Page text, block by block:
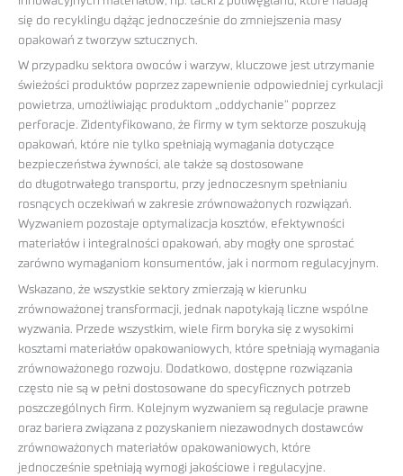
się do recyklingu dążąc jednocześnie do zmniejszenia masy
opakowań z tworzyw sztucznych.
W przypadku sektora owoców i warzyw, kluczowe jest utrzymanie
świeżości produktów poprzez zapewnienie odpowiedniej cyrkulacji
powietrza, umożliwiając produktom „oddychanie” poprzez
perforacje. Zidentyfikowano, że firmy w tym sektorze poszukują
opakowań, które nie tylko spełniają wymagania dotyczące
bezpieczeństwa żywności, ale także są dostosowane
do długotrwałego transportu, przy jednoczesnym spełnianiu
rosnących oczekiwań w zakresie zrównoważonych rozwiązań.
Wyzwaniem pozostaje optymalizacja kosztów, efektywności
materiałów i integralności opakowań, aby mogły one sprostać
zarówno wymaganiom konsumentów, jak i normom regulacyjnym.
Wskazano, że wszystkie sektory zmierzają w kierunku
zrównoważonej transformacji, jednak napotykają liczne wspólne
wyzwania. Przede wszystkim, wiele firm boryka się z wysokimi
kosztami materiałów opakowaniowych, które spełniają wymagania
zrównoważonego rozwoju. Dodatkowo, dostępne rozwiązania
często nie są w pełni dostosowane do specyficznych potrzeb
poszczególnych firm. Kolejnym wyzwaniem są regulacje prawne
oraz bariera związana z pozyskaniem niezawodnych dostawców
zrównoważonych materiałów opakowaniowych, które
jednocześnie spełniają wymogi jakościowe i regulacyjne.